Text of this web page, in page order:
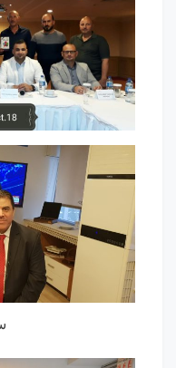
ستة سيجما